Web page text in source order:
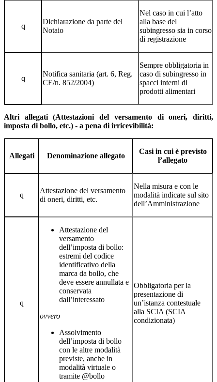
q
Dichiarazione da parte del
Notaio
Nel caso in cui l’atto
alla base del
subingresso sia in corso
di registrazione
q
Notifica sanitaria (art. 6, Reg.
CE/n. 852/2004)
Sempre obbligatoria in
caso di subingresso in
spacci interni di
prodotti alimentari
Altri allegati (Attestazioni del versamento di oneri, diritti,
imposta di bollo, etc.) - a pena di irricevibilità:
Allegati Denominazione allegato
Casi in cui è previsto
l’allegato
q
Attestazione del versamento
di oneri, diritti, etc.
Nella misura e con le
modalità indicate sul sito
dell’Amministrazione
q
Attestazione del
versamento
dell’imposta di bollo:
estremi del codice
identificativo della
marca da bollo, che
deve essere annullata e
conservata
dall’interessato
ovvero
Assolvimento
dell’imposta di bollo
con le altre modalità
previste, anche in
modalità virtuale o
tramite @bollo
Obbligatoria per la
presentazione di
un’istanza contestuale
alla SCIA (SCIA
condizionata)